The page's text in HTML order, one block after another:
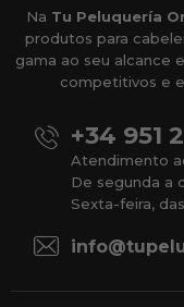
Na Tu Peluquería
produtos para
gama ao seu alcance
competitivos e
+34 951
Atendimento
De segunda a
Sexta-feira,